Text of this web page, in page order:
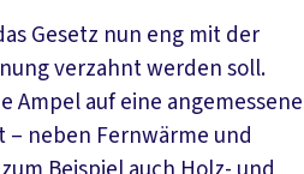
Gesetz nun eng mit der
verzahnt werden soll.
Ampel auf eine angemessene
neben Fernwärme und